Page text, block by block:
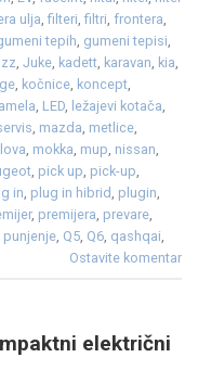
ulja,filteri,filtri, frontera,
tepih, gumeni tepisi,
, Juke, kadett, karavan, kia,
, kočnice, koncept,
lamela, LED, ležajevi kotača,
, mazda, metlice,
, mokka, mup, nissan,
, pick up, pick-up,
in, plug in hibrid, plugin,
, premijera, prevare,
punjenje, Q5, Q6, qashqai,
Ostavite komentar
električni